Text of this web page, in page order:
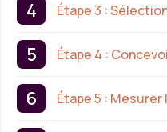
Étape 3 :
Étape 4 :
Étape 5 :